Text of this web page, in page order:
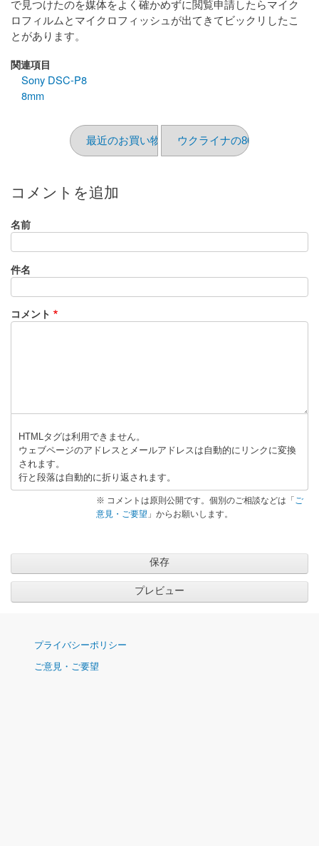
で見つけたのを媒体をよく確かめずに閲覧申請したらマイク
ロフィルムとマイクロフィッシュが出てきてビックリしたこ
とがあります。
関連項目
Sony DSC-P8
8mm
最近のお買い物（2020/3）ウクライナの8080
コメントを追加
名前
件名
コメント
HTMLタグは利用できません。
ウェブページのアドレスとメールアドレスは自動的にリンクに変換
されます。
行と段落は自動的に折り返されます。
※ コメントは原則公開です。個別のご相談などは「 ご
意見・ご要望 」からお願いします。
ナ
ゲ
プライバシーポリシー
ご意見・ご要望